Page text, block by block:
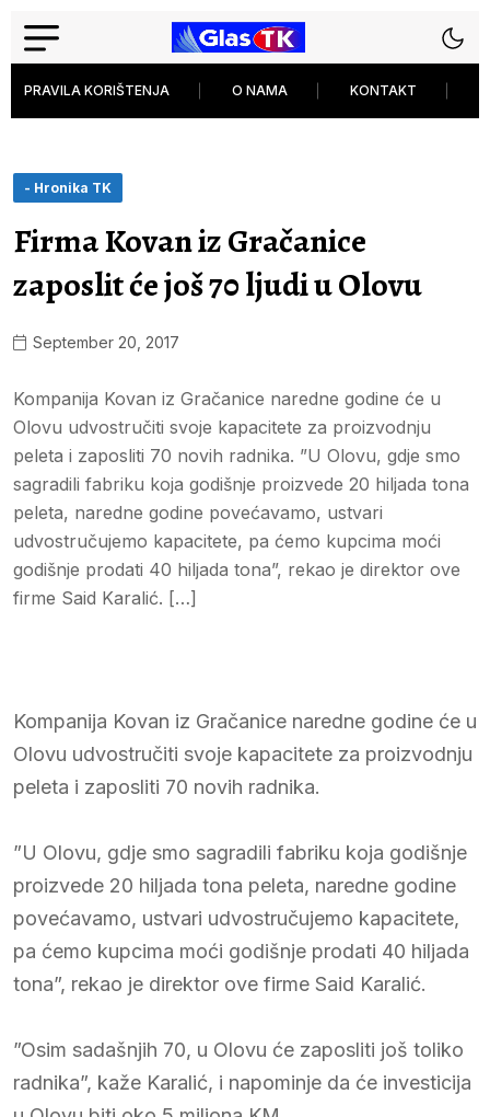
PRAVILA KORIŠTENJA O NAMA KONTAKT
- Hronika TK
Firma Kovan iz Gračanice
zaposlit će još 70 ljudi u Olovu
September 20, 2017
Kompanija Kovan iz Gračanice naredne godine će u
Olovu udvostručiti svoje kapacitete za proizvodnju
peleta i zaposliti 70 novih radnika. ”U Olovu, gdje smo
sagradili fabriku koja godišnje proizvede 20 hiljada tona
peleta, naredne godine povećavamo, ustvari
udvostručujemo kapacitete, pa ćemo kupcima moći
godišnje prodati 40 hiljada tona”, rekao je direktor ove
firme Said Karalić. […]
Kompanija Kovan iz Gračanice naredne godine će u
Olovu udvostručiti svoje kapacitete za proizvodnju
peleta i zaposliti 70 novih radnika.
”U Olovu, gdje smo sagradili fabriku koja godišnje
proizvede 20 hiljada tona peleta, naredne godine
povećavamo, ustvari udvostručujemo kapacitete,
pa ćemo kupcima moći godišnje prodati 40 hiljada
tona”, rekao je direktor ove firme Said Karalić.
”Osim sadašnjih 70, u Olovu će zaposliti još toliko
radnika”, kaže Karalić, i napominje da će investicija